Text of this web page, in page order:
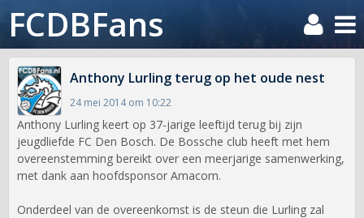
FCDBFans
Anthony Lurling terug op het oude nest
24 mei 2014 om 10:22
Anthony Lurling keert op 37-jarige leeftijd terug bij zijn
jeugdliefde FC Den Bosch. De Bossche club heeft met hem
overeenstemming bereikt over een meerjarige samenwerking,
met dank aan hoofdsponsor Amacom.
Onderdeel van de overeenkomst is de steun die Lurling zal